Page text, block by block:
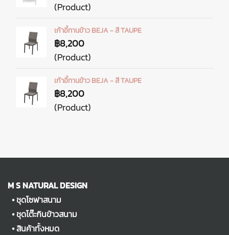
(Product)
เก้าอี้ทานข้าว BEJA - สี TAUPE
฿8,200
(Product)
เก้าอี้ทานข้าว BEJA - สี TAUPE
฿8,200
(Product)
M S NATURAL DESIGN
•ชุดโซฟาสนาม
•ชุดโต๊ะกินข้าวสนาม
•สินค้าทั้งหมด